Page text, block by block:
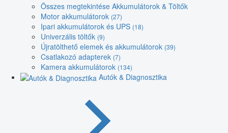
Összes megtekintése Akkumulátorok & Töltők
Motor akkumulátorok (27)
Ipari akkumulátorok és UPS (18)
Univerzális töltők (9)
Újratölthető elemek és akkumulátorok (39)
Csatlakozó adapterek (7)
Kamera akkumulátorok (134)
Autók & Diagnosztika